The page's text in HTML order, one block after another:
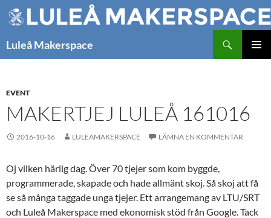
Hoppa
till
Luleå Makerspace
EVENT
MAKERTJEJ LULEÅ 161016
2016-10-16 LULEAMAKERSPACE LÄMNA EN KOMMENTAR
Oj vilken härlig dag. Över 70 tjejer som kom byggde,
programmerade, skapade och hade allmänt skoj. Så skoj att få
se så många taggade unga tjejer. Ett arrangemang av LTU/SRT
och Luleå Makerspace med ekonomisk stöd från Google. Tack